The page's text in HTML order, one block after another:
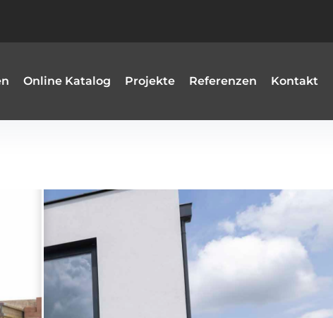
Online Katalog Projekte Referenzen Kontakt